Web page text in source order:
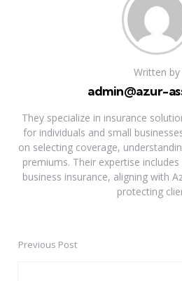
Written by
admin@azur-
They specialize in insurance
for individuals and small
on selecting coverage,
premiums. Their expertise
business insurance, aligning with
protecting
PostPrevious Post